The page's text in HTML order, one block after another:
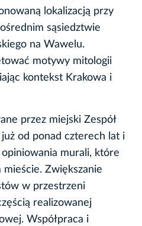
lokalizacją przy
sąsiedztwie
na Wawelu.
motywy mitologii
kontekst Krakowa i
przez miejski Zespół
od ponad czterech lat i
murali, które
mieście. Zwiększanie
w przestrzeni
realizowanej
Współpraca i